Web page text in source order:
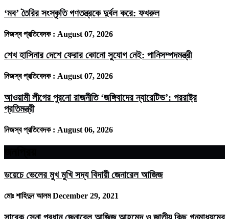
‘মব’ তৈরির সংস্কৃতি গণতন্ত্রকে দুর্বল করে: ফখরুল
নিজস্ব প্রতিবেদক : August 07, 2026
শেখ হাসিনার দেশে ফেরার কোনো সুযোগ নেই: পানিসম্পদমন্ত্রী
নিজস্ব প্রতিবেদক : August 07, 2026
আওয়ামী লীগের পুরনো রাজনীতি ‘জঙ্গিবাদের ন্যারেটিভ’: পররাষ্ট্র
প্রতিমন্ত্রী
নিজস্ব প্রতিবেদক : August 06, 2026
ডয়েচে ভেলের মুখ মুখি সদ্য বিদায়ী জেনারেল আজিজ
মোঃ শাহিদুন আলমDecember 29, 2021